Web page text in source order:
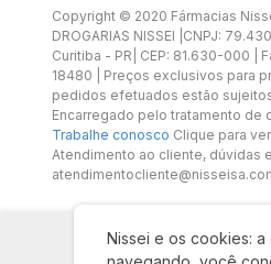
Nissei e os cookies:
Copyright ©️ 2020 Fármacias
DROGARIAS NISSEI |CNPJ:
Curitiba - PR| CEP: 81.630-000 |
18480 | Preços exclusivos para
pedidos efetuados estão
Encarregado pelo tratamento de
Trabalhe conosco Clique para
Atendimento ao cliente, dúvidas